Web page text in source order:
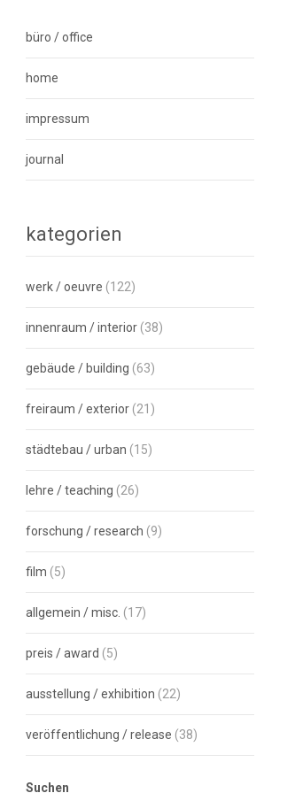
büro / office
home
impressum
journal
kategorien
werk / oeuvre (122)
innenraum / interior (38)
gebäude / building (63)
freiraum / exterior (21)
städtebau / urban (15)
lehre / teaching (26)
forschung / research (9)
film (5)
allgemein / misc. (17)
preis / award (5)
ausstellung / exhibition (22)
veröffentlichung / release (38)
Suchen